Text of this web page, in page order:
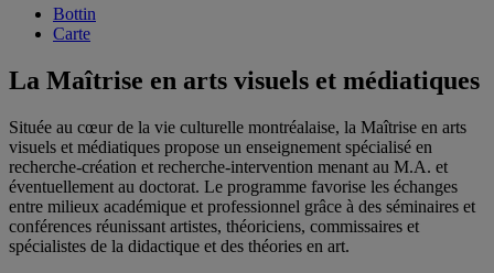
Bottin
Carte
La Maîtrise en arts visuels et médiatiques
Située au cœur de la vie culturelle montréalaise, la Maîtrise en arts
visuels et médiatiques propose un enseignement spécialisé en
recherche-création et recherche-intervention menant au M.A. et
éventuellement au doctorat. Le programme favorise les échanges
entre milieux académique et professionnel grâce à des séminaires et
conférences réunissant artistes, théoriciens, commissaires et
spécialistes de la didactique et des théories en art.